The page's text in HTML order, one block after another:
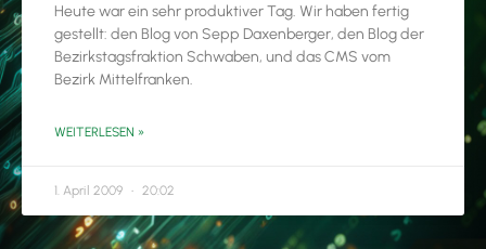
Heute war ein sehr produktiver Tag. Wir haben fertig
gestellt: den Blog von Sepp Daxenberger, den Blog der
Bezirkstagsfraktion Schwaben, und das CMS vom
Bezirk Mittelfranken.
WEITERLESEN »
1. April 2009 20:02